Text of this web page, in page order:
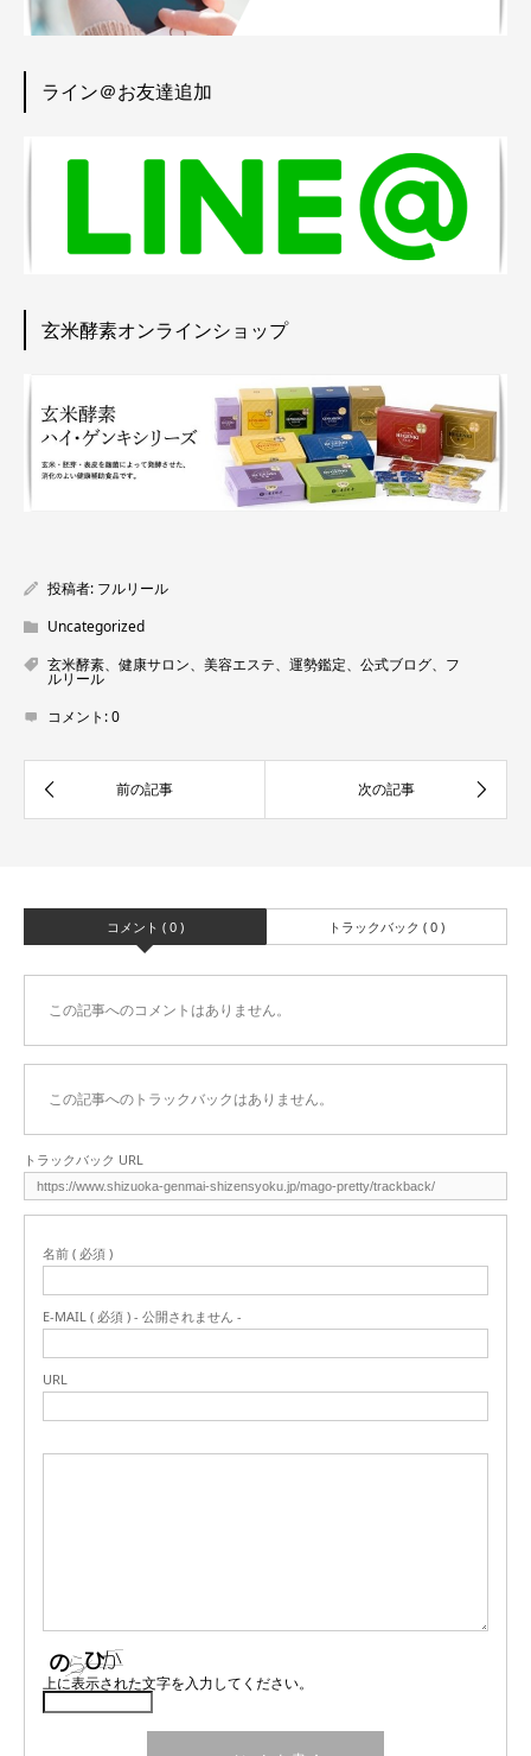
ライン＠お友達追加
玄米酵素オンラインショップ
投稿者: フルリール
Uncategorized
玄米酵素、健康サロン、美容エステ、運勢鑑定、公式ブログ、フ
ルリール
コメント:0
コメント ( 0 ) トラックバック ( 0 )
この記事へのコメントはありません。
この記事へのトラックバックはありません。
トラックバック URL
名前 ( 必須 )
E-MAIL ( 必須 ) - 公開されません -
URL
上に表示された文字を入力してください。